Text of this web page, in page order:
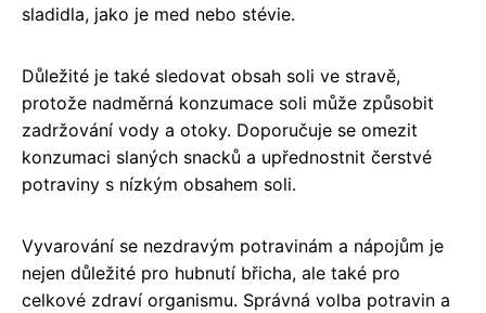
sladidla, jako je med nebo stévie.
Důležité je také sledovat obsah soli ve stravě,
protože nadměrná konzumace soli může způsobit
zadržování vody a otoky. Doporučuje se omezit
konzumaci slaných snacků a upřednostnit čerstvé
potraviny s nízkým obsahem soli.
Vyvarování se nezdravým potravinám a nápojům je
nejen důležité pro hubnutí břicha, ale také pro
celkové zdraví organismu. Správná volba potravin a